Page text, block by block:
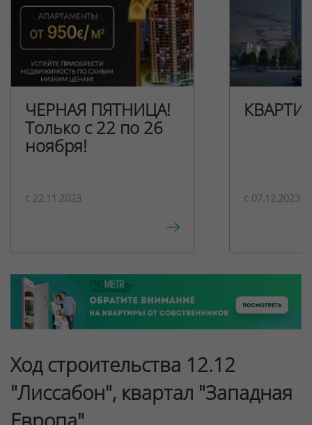
ЧЕРНАЯ ПЯТНИЦА!
Только с 22 по 26
ноября!
c 22.11.2023 c 07.12.2023
Ход строительства 12.12
"Лиссабон", квартал "Западная